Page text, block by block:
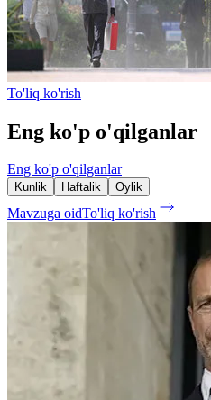
To'liq ko'rish
Eng ko'p o'qilganlar
Eng ko'p o'qilganlar
Kunlik Haftalik Oylik
Mavzuga oidTo'liq ko'rish